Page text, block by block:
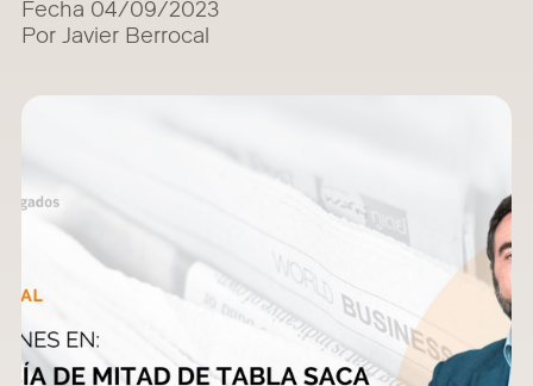
Fecha 04/09/2023
Por Javier Berrocal